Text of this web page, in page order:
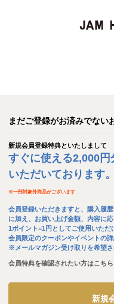
まだご登録がお済みでない
新規会員登録特典といたしまして
すぐに使える2,000
いただいております。
※一部対象外商品がございます
会員登録いただきますと、購入履
に加え、お買い上げ金額、内容に
1ポイント=1円としてご使用いただ
会員限定のクーポンやイベントの
※メールマガジン受け取りを希望さ
会員特典を確認されたい方はこち
新規